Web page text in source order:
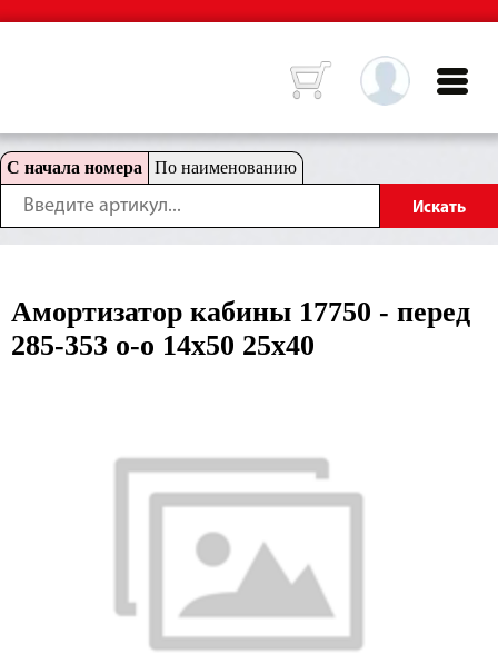
С начала номера По наименованию
Амортизатор кабины 17750 - перед
285-353 o-o 14x50 25x40